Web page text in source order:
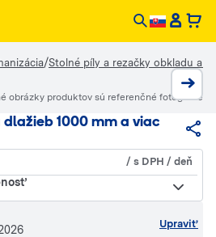
/Stolné píly a rezačky obkladu a
1000 mm a viac
/ s DPH / deň
Upraviť
obrázky produktov sú referenčné fotografie